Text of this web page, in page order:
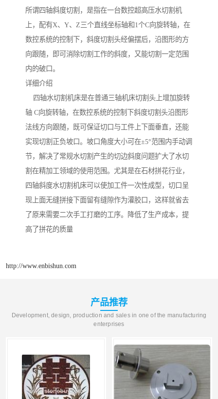
所谓四轴斜度切割，是指在一台数控超高压水切割机
上，配有X、Y、Z三个直线坐标轴和1个C向旋转轴，在
数控系统的控制下，斜度切割头经偏摆后，沿图形的方
向跟随，即可消除切割工作的斜度，又能切割一定范围
内的破口。
详细介绍
四轴水切割机床是在普通三轴机床切割头上增加旋转
轴 C向旋转轴，在数控系统的控制下斜度切割头沿图形
法线方向跟随，既可保证切口与工件上下面垂直，还能
实现切割正负坡口。坡口角度大小可在±5°范围内手动调
节，解决了常规水切割产生的切边斜度问题扩大了水切
割在精加工领域的使用范围。尤其是在石材拼花行业，
四轴斜度水切割机床可以使加工件一次性成型，切口呈
现上面无缝拼接下面留有缝隙作为灌胶口，这样就省去
了原来需要二次手工打磨的工序。降低了生产成本，提
高了拼花的质量
http://www.enbishun.com
产品推荐
Development, design, production and sales in one of the manufacturing
enterprises